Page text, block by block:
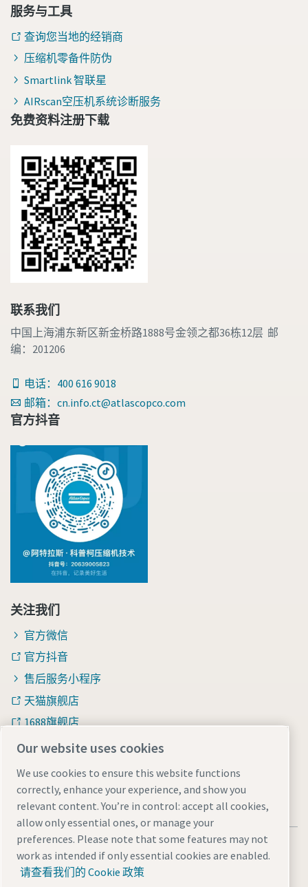
服务与工具
查询您当地的经销商
压缩机零备件防伪
Smartlink 智联星
AIRscan空压机系统诊断服务
免费资料注册下载
联系我们
中国上海浦东新区新金桥路1888号金领之都36栋12层 邮
编：201206
电话：400 616 9018
邮箱：cn.info.ct@atlascopco.com
官方抖音
关注我们
官方微信
官方抖音
售后服务小程序
天猫旗舰店
1688旗舰店
知乎
法律和隐私声明 Manage cookies 网站地图
沪ICP备15004877号-1沪公网安备 31010602005937号
Our website uses cookies
We use cookies to ensure this website functions
correctly, enhance your experience, and show you
relevant content. You’re in control: accept all cookies,
allow only essential ones, or manage your
preferences. Please note that some features may not
work as intended if only essential cookies are enabled.
请查看我们的 Cookie 政策